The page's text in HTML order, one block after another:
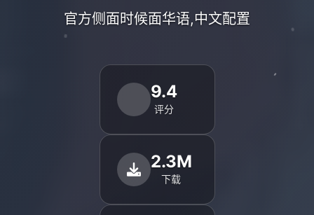
官方侧面时候面华语,中文配置
9.4
评分
2.3M
下载